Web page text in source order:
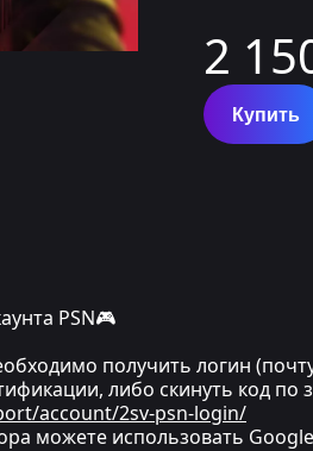
2
Купить
PSN🎮
получить логин
либо скинуть код по
account/2sv-psn-login/
можете использовать